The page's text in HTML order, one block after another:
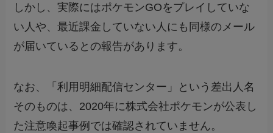
しかし、実際にはポケモンGOをプレイしていな
い人や、最近課金していない人にも同様のメール
が届いているとの報告があります。
なお、「利用明細配信センター」という差出人名
そのものは、2020年に株式会社ポケモンが公表し
た注意喚起事例では確認されていません。